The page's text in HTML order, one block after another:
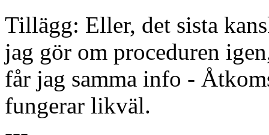
Tillägg: Eller, det sista
jag gör om proceduren
får jag samma info -
fungerar likväl.